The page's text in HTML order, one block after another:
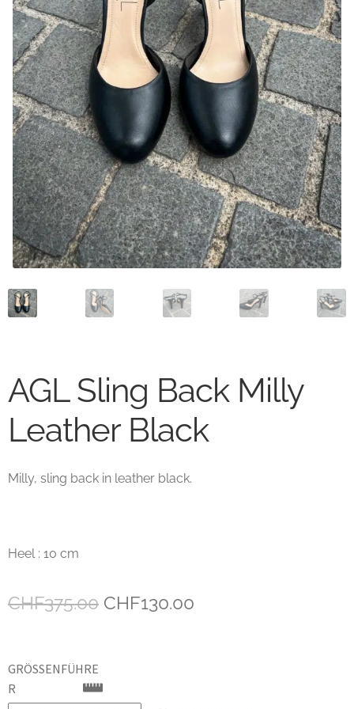
My account
News and events
Privacy Policy
Refund and Returns Policy
Service
Services
Shop
Terminvereinbarung im Shop
Unsere marken
Wishlist
AGL Sling Back Milly
Leather Black
Milly, sling back in leather black.
Heel : 10 cm
CHF375.00 Ursprünglicher
CHF130.00
GRÖSSENFÜHRER